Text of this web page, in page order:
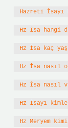
Hazreti İsayı
Hz İsa hangi
Hz İsa kaç
Hz İsa nasıl
Hz İsa nasıl
Hz İsayı
Hz Meryem